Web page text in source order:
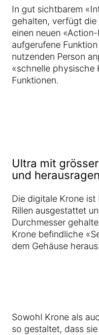
In gut sichtbarem
gehalten, verfügt
einen neuen
aufgerufene
nutzenden Person
«schnelle physische
Funktionen.
Ultra mit
und
Die digitale Krone
Rillen ausgestattet
Durchmesser
Krone befindliche
dem Gehäuse heraus.
Sowohl Krone als
so gestaltet, dass